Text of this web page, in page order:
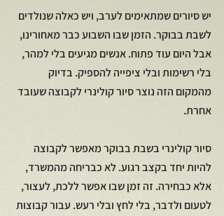
יש סיורים שמתאימים לערב, ויש כאלה שנולדים
לשבת בבוקר. הזמן שבו השבוע כבר מאחורינו,
אבל היום עוד פתוח. אנשים מגיעים בלי למהר,
בלי רשימות ובלי ציפייה להספיק. בדיוק
מהמקום הזה נוצר סיור קולינרי לקבוצה שעובד
אחרת.
סיור קולינרי בשבת בבוקר מאפשר לקבוצה
להיות יחד בקצב רגוע. לא כבריחה מהמשרד,
אלא כבחירה. זה זמן שבו אפשר ללכת, לעצור,
לטעום ולדבר, בלי לחץ ובלי רעש. עבור קבוצות